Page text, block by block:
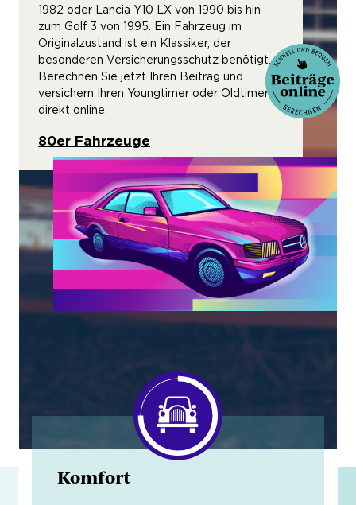
1982 oder Lancia Y10 LX von 1990 bis hin
zum Golf 3 von 1995. Ein Fahrzeug im
Originalzustand ist ein Klassiker, der
besonderen Versicherungsschutz benötigt.
Berechnen Sie jetzt Ihren Beitrag und
versichern Ihren Youngtimer oder Oldtimer
direkt online.
80er Fahrzeuge
Komfort